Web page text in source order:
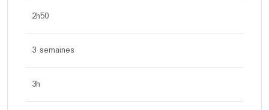
2h50
3 semaines
3h